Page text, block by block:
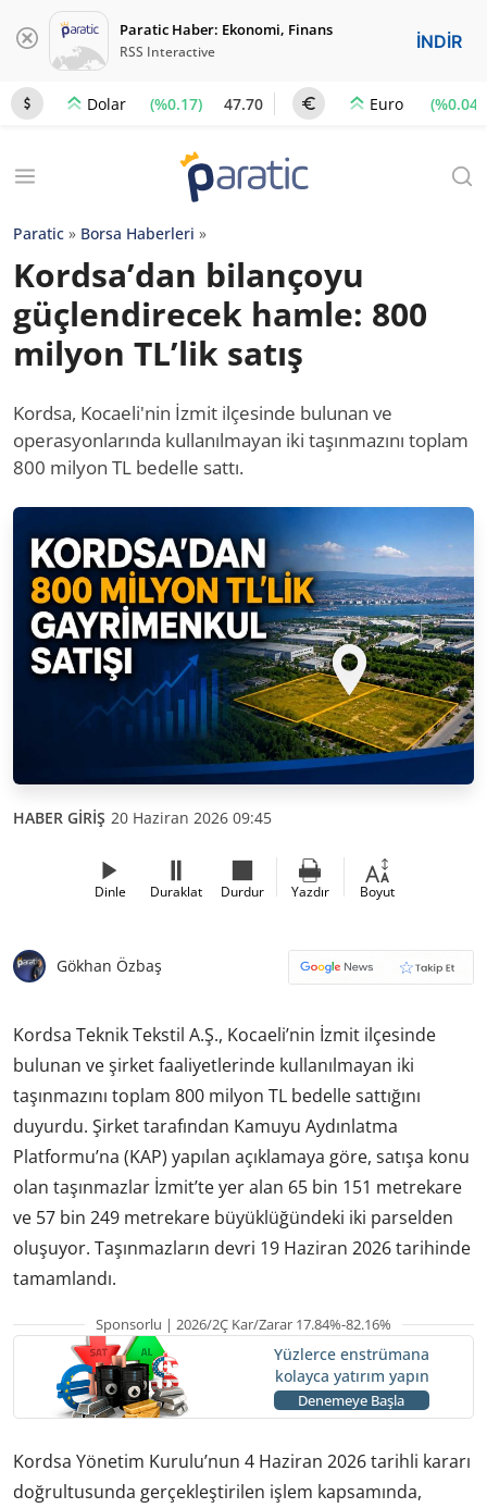
Paratic Haber: Ekonomi, Finans
RSS Interactive İNDİR
Dolar (%0.17) 47.70 Euro (%0.04)
Paratic » Borsa Haberleri »
Kordsa’dan bilançoyu
güçlendirecek hamle: 800
milyon TL’lik satış
Kordsa, Kocaeli'nin İzmit ilçesinde bulunan ve
operasyonlarında kullanılmayan iki taşınmazını toplam
800 milyon TL bedelle sattı.
HABER GİRİŞ 20 Haziran 2026 09:45
Dinle Duraklat Durdur Yazdır Boyut
Gökhan Özbaş
Kordsa Teknik Tekstil A.Ş., Kocaeli’nin İzmit ilçesinde
bulunan ve şirket faaliyetlerinde kullanılmayan iki
taşınmazını toplam 800 milyon TL bedelle sattığını
duyurdu. Şirket tarafından Kamuyu Aydınlatma
Platformu’na (KAP) yapılan açıklamaya göre, satışa konu
olan taşınmazlar İzmit’te yer alan 65 bin 151 metrekare
ve 57 bin 249 metrekare büyüklüğündeki iki parselden
oluşuyor. Taşınmazların devri 19 Haziran 2026 tarihinde
tamamlandı.
Sponsorlu | 2026/2Ç Kar/Zarar 17.84%-82.16%
Yüzlerce enstrümana
kolayca yatırım yapın
Denemeye Başla
Kordsa Yönetim Kurulu’nun 4 Haziran 2026 tarihli kararı
doğrultusunda gerçekleştirilen işlem kapsamında,